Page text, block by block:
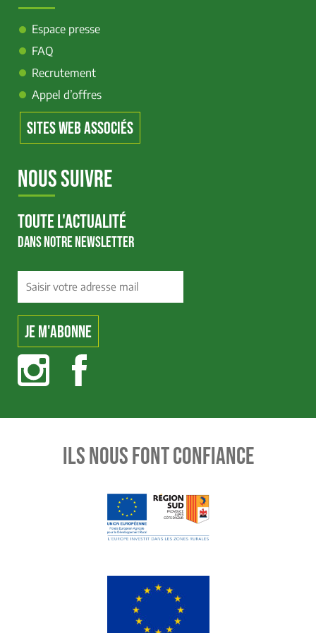
Espace presse
FAQ
Recrutement
Appel d’offres
SITES WEB ASSOCIÉS
NOUS SUIVRE
TOUTE L'ACTUALITÉ
DANS NOTRE NEWSLETTER
ILS NOUS FONT CONFIANCE